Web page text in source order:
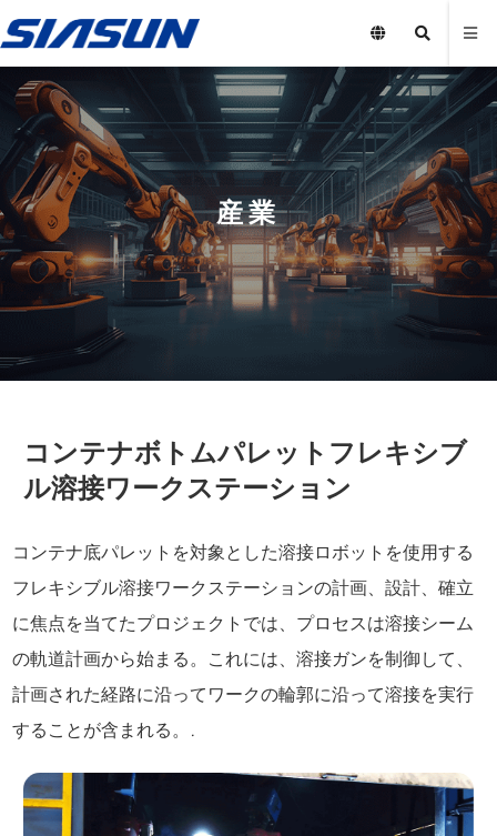
産業
コンテナボトムパレットフレキシブ
ル溶接ワークステーション
コンテナ底パレットを対象とした溶接ロボットを使用する
フレキシブル溶接ワークステーションの計画、設計、確立
に焦点を当てたプロジェクトでは、プロセスは溶接シーム
の軌道計画から始まる。これには、溶接ガンを制御して、
計画された経路に沿ってワークの輪郭に沿って溶接を実行
することが含まれる。.